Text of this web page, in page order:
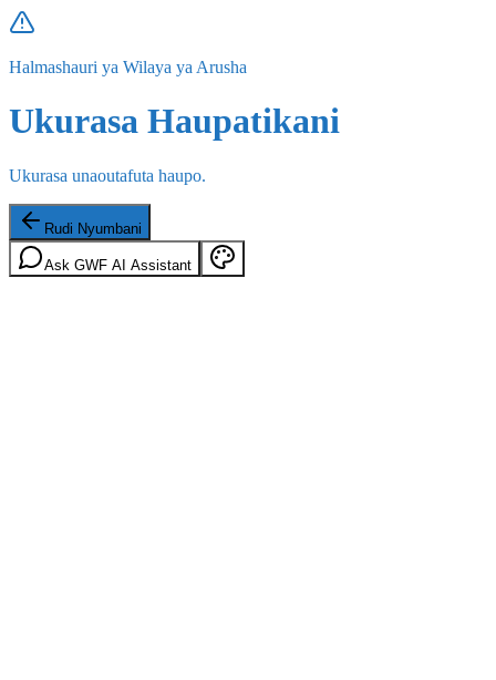
Halmashauri ya Wilaya ya Arusha
Ukurasa Haupatikani
Ukurasa unaoutafuta haupo.
Rudi Nyumbani
Ask GWF AI Assistant